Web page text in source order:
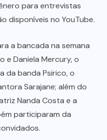
para entrevistas
disponíveis no YouTube.
a bancada na semana
e Daniela Mercury, o
da banda Psirico, o
Sarajane; além do
Nanda Costa e a
participaram da